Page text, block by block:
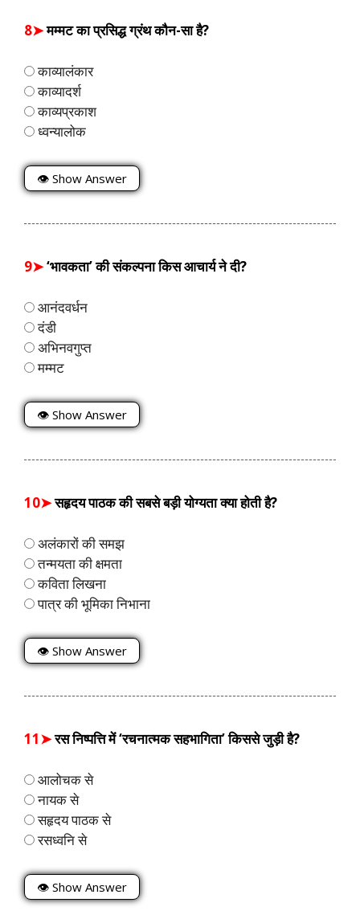
8➤मम्मट का प्रसिद्ध ग्रंथ कौन-सा है?
काव्यालंकार
काव्यादर्श
काव्यप्रकाश
ध्वन्यालोक
👁 Show Answer
9➤‘भावकता’ की संकल्पना किस आचार्य ने दी?
आनंदवर्धन
दंडी
अभिनवगुप्त
मम्मट
👁 Show Answer
10➤सहृदय पाठक की सबसे बड़ी योग्यता क्या होती है?
अलंकारों की समझ
तन्मयता की क्षमता
कविता लिखना
पात्र की भूमिका निभाना
👁 Show Answer
11➤रस निष्पत्ति में ‘रचनात्मक सहभागिता’ किससे जुड़ी है?
आलोचक से
नायक से
सहृदय पाठक से
रसध्वनि से
👁 Show Answer